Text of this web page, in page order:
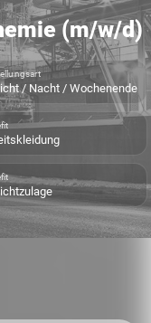
(m/w/d)
/ Nacht / Wochenende